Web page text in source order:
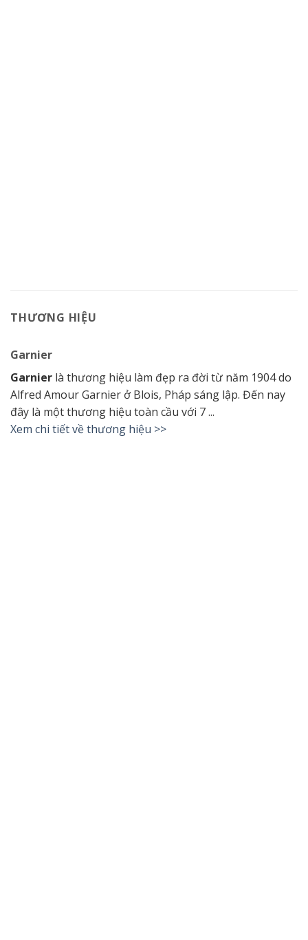
THƯƠNG HIỆU
Garnier
Garnier là thương hiệu làm đẹp ra đời từ năm 1904 do
Alfred Amour Garnier ở Blois, Pháp sáng lập. Đến nay
đây là một thương hiệu toàn cầu với 7 ...
Xem chi tiết về thương hiệu >>